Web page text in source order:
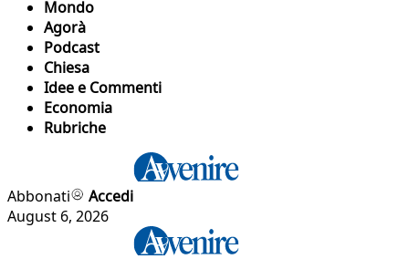
Mondo
Agorà
Podcast
Chiesa
Idee e Commenti
Economia
Rubriche
Abbonati
Accedi
August 6, 2026